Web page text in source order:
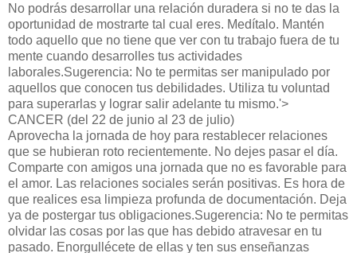
No podrás desarrollar una relación duradera si no te das la
oportunidad de mostrarte tal cual eres. Medítalo. Mantén
todo aquello que no tiene que ver con tu trabajo fuera de tu
mente cuando desarrolles tus actividades
laborales.Sugerencia: No te permitas ser manipulado por
aquellos que conocen tus debilidades. Utiliza tu voluntad
para superarlas y lograr salir adelante tu mismo.'>
CANCER (del 22 de junio al 23 de julio)
Aprovecha la jornada de hoy para restablecer relaciones
que se hubieran roto recientemente. No dejes pasar el día.
Comparte con amigos una jornada que no es favorable para
el amor. Las relaciones sociales serán positivas. Es hora de
que realices esa limpieza profunda de documentación. Deja
ya de postergar tus obligaciones.Sugerencia: No te permitas
olvidar las cosas por las que has debido atravesar en tu
pasado. Enorgullécete de ellas y ten sus enseñanzas